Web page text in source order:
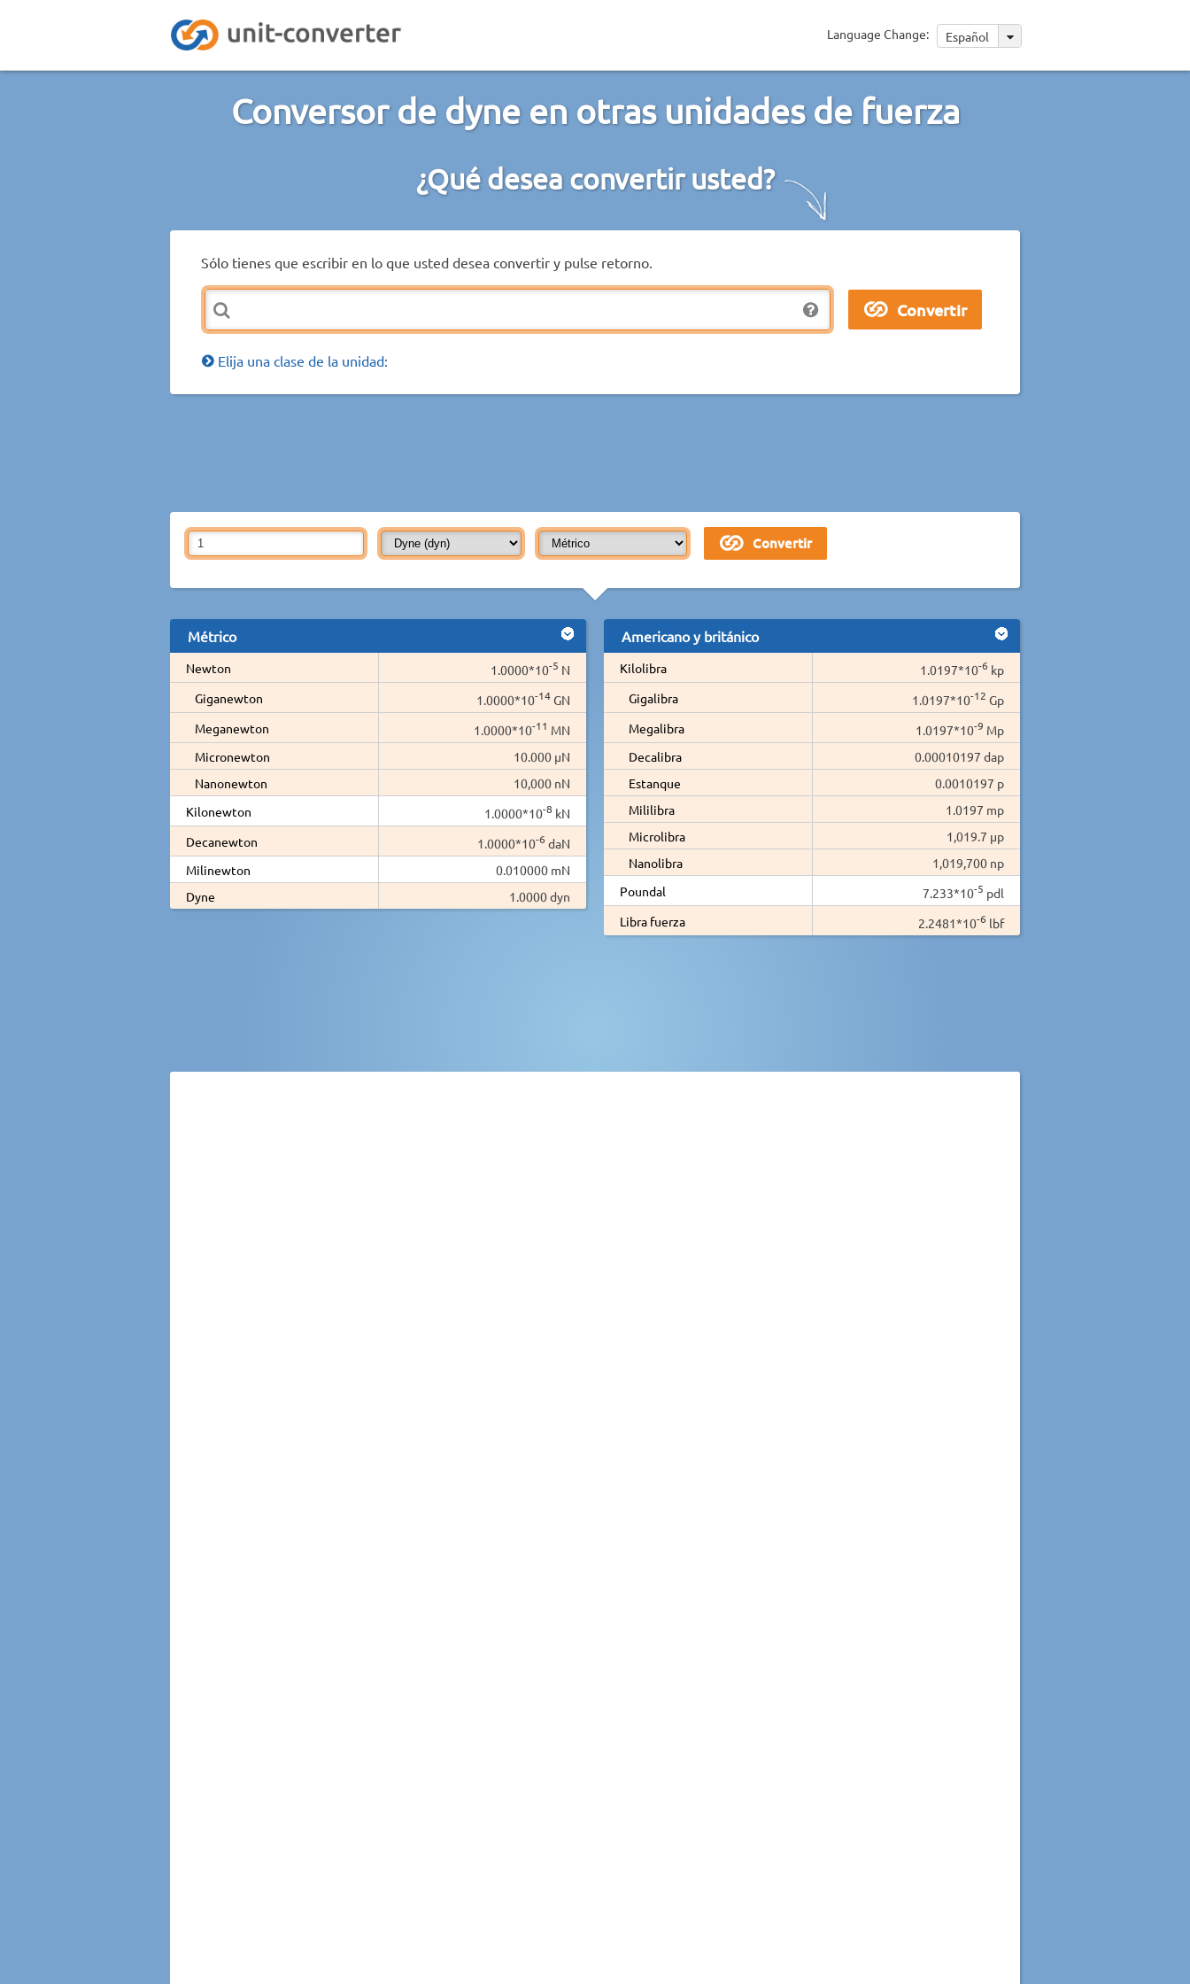
Language Change: Español
Conversor de dyne en otras unidades de fuerza
¿Qué desea convertir usted?
Sólo tienes que escribir en lo que usted desea convertir y pulse retorno.
Elija una clase de la unidad:
Métrico
Newton 1.0000*10-5 N
Giganewton
1.0000*10-14GN
Meganewton
1.0000*10-11 MN
Micronewton
10.000 µN
Nanonewton
10,000 nN
Kilonewton
1.0000*10-8 kN
Decanewton
1.0000*10-6 daN
Milinewton
0.010000 mN
Dyne
1.0000 dyn
Americano y británico
Kilolibra 1.0197*10-6 kp
Gigalibra
1.0197*10-12 Gp
Megalibra
1.0197*10-9 Mp
Decalibra
0.00010197 dap
Estanque
0.0010197 p
Mililibra
1.0197 mp
Microlibra
1,019.7 µp
Nanolibra
1,019,700 np
Poundal
7.233*10-5 pdl
Libra fuerza
2.2481*10-6 lbf